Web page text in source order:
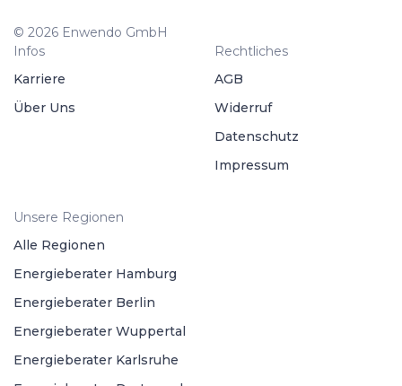
© 2026 Enwendo GmbH
Infos
Karriere
Über Uns
Rechtliches
AGB
Widerruf
Datenschutz
Impressum
Unsere Regionen
Alle Regionen
Energieberater Hamburg
Energieberater Berlin
Energieberater Wuppertal
Energieberater Karlsruhe